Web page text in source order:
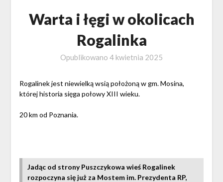
Warta i łęgi w okolicach
Rogalinka
Opublikowano 4 kwietnia 2025
Rogalinek jest niewielką wsią położoną w gm. Mosina,
której historia sięga połowy XIII wieku.
20 km od Poznania.
Jadąc od strony Puszczykowa wieś Rogalinek
rozpoczyna się już za Mostem im. Prezydenta RP,